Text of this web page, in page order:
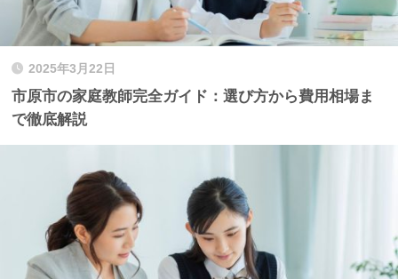
2025年3月22日
市原市の家庭教師完全ガイド：選び方から費用相場ま
で徹底解説